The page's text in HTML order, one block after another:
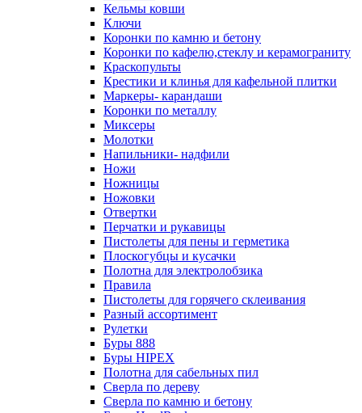
Кельмы ковши
Ключи
Коронки по камню и бетону
Коронки по кафелю,стеклу и керамограниту
Краскопульты
Крестики и клинья для кафельной плитки
Маркеры- карандаши
Коронки по металлу
Миксеры
Молотки
Напильники- надфили
Ножи
Ножницы
Ножовки
Отвертки
Перчатки и рукавицы
Пистолеты для пены и герметика
Плоскогубцы и кусачки
Полотна для электролобзика
Правила
Пистолеты для горячего склеивания
Разный ассортимент
Рулетки
Буры 888
Буры HIPEX
Полотна для сабельных пил
Сверла по дереву
Сверла по камню и бетону